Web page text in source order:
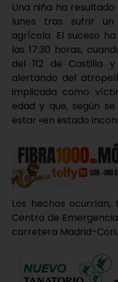
Una niña ha
lunes tras sufrir
agrícola. El suceso
las 17:30 horas,
del 112 de Castilla
alertando del
implicada como
edad y que, según
estar «en estado
Los hechos
Centro de
carretera Madrid-